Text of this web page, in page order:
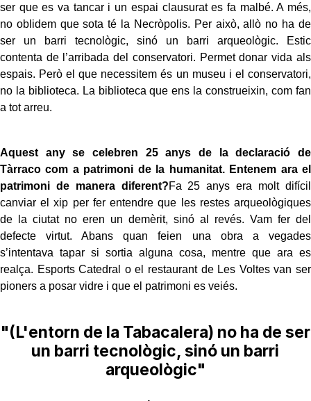
ser que es va tancar i un espai clausurat es fa malbé. A més,
no oblidem que sota té la Necròpolis. Per això, allò no ha de
ser un barri tecnològic, sinó un barri arqueològic. Estic
contenta de l’arribada del conservatori. Permet donar vida als
espais. Però el que necessitem és un museu i el conservatori,
no la biblioteca. La biblioteca que ens la construeixin, com fan
a tot arreu.
Aquest any se celebren 25 anys de la declaració de
Tàrraco com a patrimoni de la humanitat. Entenem ara el
patrimoni de manera diferent?Fa 25 anys era molt difícil
canviar el xip per fer entendre que les restes arqueològiques
de la ciutat no eren un demèrit, sinó al revés. Vam fer del
defecte virtut. Abans quan feien una obra a vegades
s’intentava tapar si sortia alguna cosa, mentre que ara es
realça. Esports Catedral o el restaurant de Les Voltes van ser
pioners a posar vidre i que el patrimoni es veiés.
"(L'entorn de la Tabacalera) no ha de ser
un barri tecnològic, sinó un barri
arqueològic"